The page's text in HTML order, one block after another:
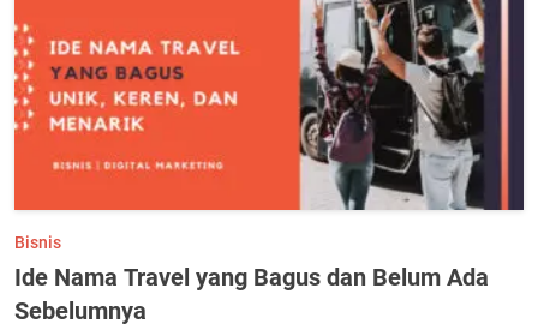
Bisnis
Ide Nama Travel yang Bagus dan Belum Ada
Sebelumnya